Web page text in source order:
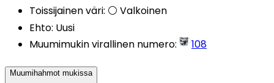
Toissijainen väri: ⚪ Valkoinen
Ehto: Uusi
Muumimukin virallinen numero: 108
Muumihahmot mukissa